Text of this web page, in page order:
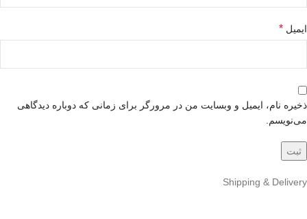
ایمیل *
ذخیره نام، ایمیل و وبسایت من در مرورگر برای زمانی که دوباره دیدگاهی
می‌نویسم.
Shipping & Delivery